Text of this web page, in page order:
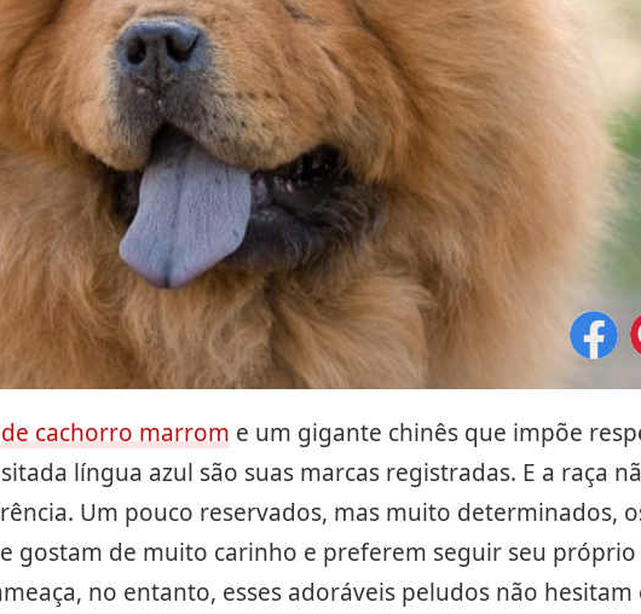
cachorro marrom e um gigante chinês que impõe
língua azul são suas marcas registradas. E a raça
Um pouco reservados, mas muito determinados,
gostam de muito carinho e preferem seguir seu próprio
no entanto, esses adoráveis peludos não hesitam